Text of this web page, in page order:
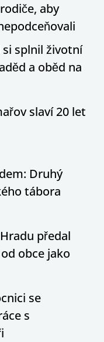
aby
si splnil životní
a oběd na
slaví 20 let
Druhý
tábora
předal
obce jako
se
s